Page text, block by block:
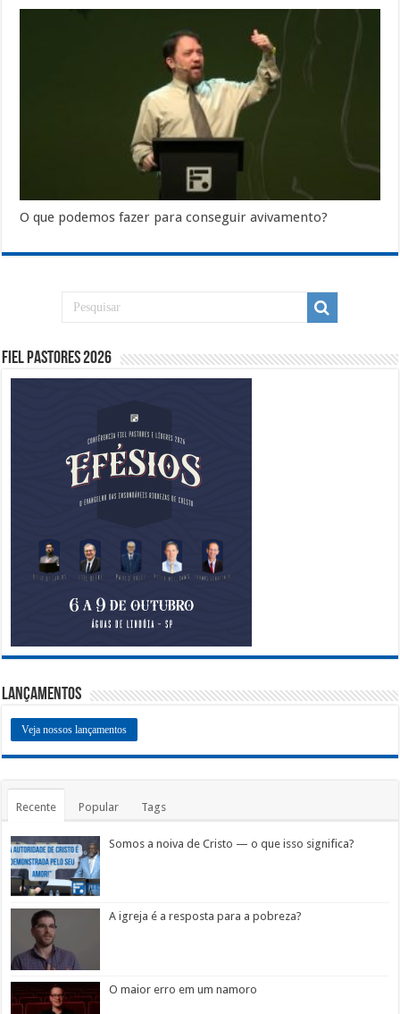
O que podemos fazer para conseguir avivamento?
Fiel Pastores 2026
Lançamentos
Veja nossos lançamentos
Recente Popular Tags
Somos a noiva de Cristo — o que isso significa?
A igreja é a resposta para a pobreza?
O maior erro em um namoro